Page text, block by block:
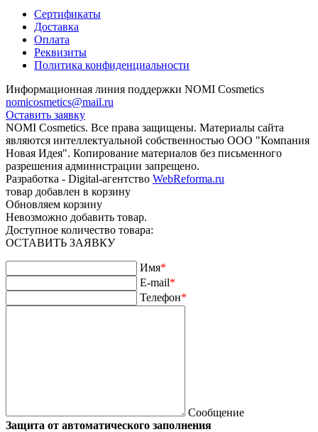
Сертификаты
Доставка
Оплата
Реквизиты
Политика конфиденциальности
Информационная линия поддержки NOMI Сosmetics
nomicosmetics@mail.ru
Оставить заявку
NOMI Сosmetics. Все права защищены. Материалы сайта
являются интеллектуальной собственностью ООО "Компания
Новая Идея". Копирование материалов без письменного
разрешения администрации запрещено.
Разработка - Digital-агентство WebReforma.ru
товар добавлен в корзину
Обновляем корзину
Невозможно добавить товар.
Доступное количество товара:
ОСТАВИТЬ ЗАЯВКУ
Имя*
E-mail*
Телефон*
Сообщение
Защита от автоматического заполнения